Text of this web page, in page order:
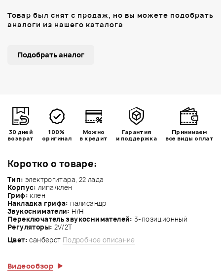
Коротко о товаре:
Тип: электрогитара, 22 лада
Корпус:липа/клен
Гриф: клен
Накладка грифа: палисандр
Звукосниматели: Н/Н
Переключатель звукоснимателей: 3-позиционный
Регуляторы: 2V/2Т
Цвет:санберст Подробное описание
Видеообзор
Товар был снят с продаж, но вы можете подобрать
аналоги из нашего каталога
Подобрать аналог
30 дней
возврат
100%
оригинал
Можно
в кредит
Гарантия
и поддержка
Принимаем
все виды оплат